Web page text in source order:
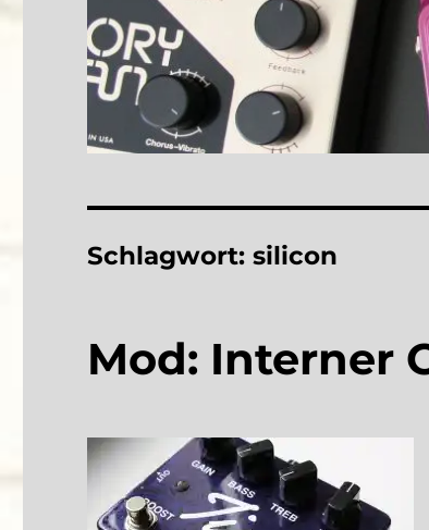
Schlagwort:silicon
Mod: Interner